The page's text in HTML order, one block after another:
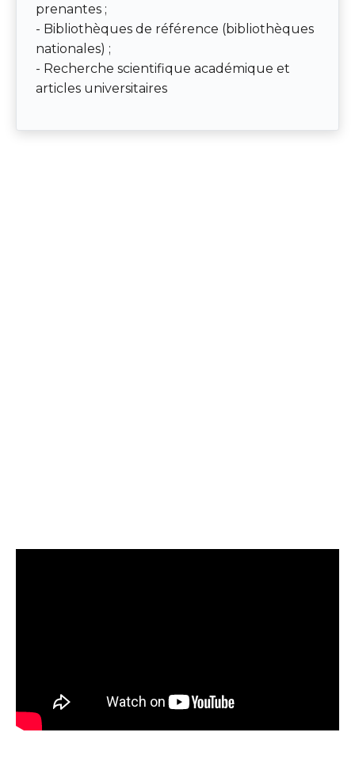
prenantes ;
- Bibliothèques de référence (bibliothèques
nationales) ;
- Recherche scientifique académique et
articles universitaires